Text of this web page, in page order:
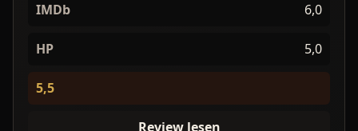
IMDb 6,0
HP 5,0
5,5
Review lesen